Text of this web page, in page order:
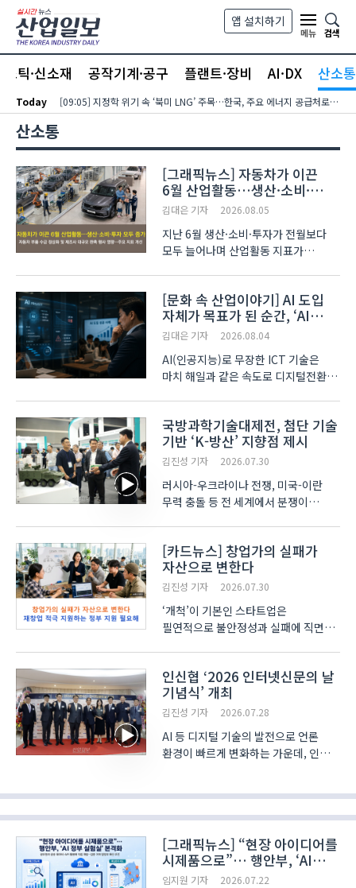
본문 바로가기
앱 설치하기
메뉴
검색
틱·신소재 공작기계·공구 플랜트·장비 AI·DX 산소통
Today [09:05] 지정학 위기 속 ‘북미 LNG’ 주목…한국, 주요 에너지 공급처로 확보해야
산소통
[그래픽뉴스] 자동차가 이끈
6월 산업활동…생산·소비·
투자 모두 증가
김대은 기자 2026.08.05
지난 6월 생산·소비·투자가 전월보다
모두 늘어나며 산업활동 지표가
대규모 마케팅 행사가 내수 소비를 이끈
결과로 풀이된다. 국가데이터처 이두원
경제동향통제심의관은 지난..
[문화 속 산업이야기] AI 도입
자체가 목표가 된 순간, ‘AI
워싱’에 빠진다
김대은 기자 2026.08.04
AI(인공지능)로 무장한 ICT 기술은
마치 해일과 같은 속도로 디지털전환
우리들을 탓하며 ‘너희는 끝났다’라고
손가락질하는 듯하다. 다행히도 우리의
현장에는 아직 AI·디지..
국방과학기술대제전, 첨단 기술
기반 ‘K-방산’ 지향점 제시
김진성 기자 2026.07.30
러시아-우크라이나 전쟁, 미국-이란
무력 충돌 등 전 세계에서 분쟁이
벌어지고 있는 전쟁에서는 드론 등 첨단
무기가 차지하는 비중이 커짐에 따라
방위산업의 첨단화 필요성도..
[카드뉴스] 창업가의 실패가
자산으로 변한다
김진성 기자 2026.07.30
‘개척’이 기본인 스타트업은
필연적으로 불안정성과 실패에 직면할
마무리하는 것은 물론 재창업까지
정부에서 제도적으로 지원해야 한다는
주장이 제기되고 있습니다..
인신협 ‘2026 인터넷신문의 날
기념식’ 개최
김진성 기자 2026.07.28
AI 등 디지털 기술의 발전으로 언론
환경이 빠르게 변화하는 가운데, 인터넷
되새기는 자리가 마련됐다.
한국인터넷신문협회(이하 인신협)가
주최‧주관하고 한국언론진흥재단..
[그래픽뉴스] “현장 아이디어를
시제품으로”… 행안부, ‘AI
정부 실험실’ 본격화
임지원 기자 2026.07.22